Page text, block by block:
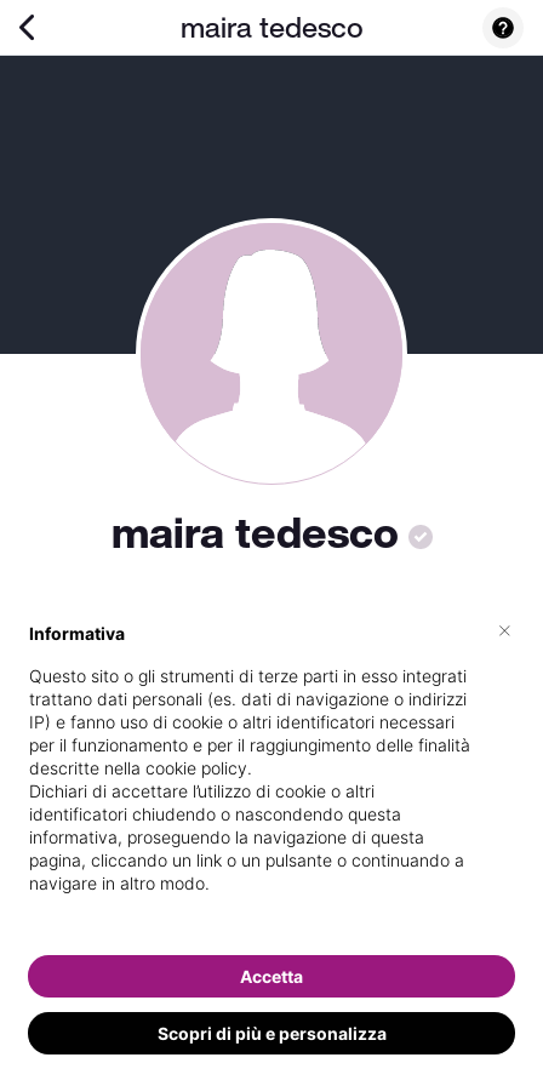
maira tedesco
maira tedesco
Specializzata inMassaggi del
benessere
Vedi le informazioni di maira
Informativa
Questo sito o gli strumenti di terze parti in esso integrati
trattano dati personali (es. dati di navigazione o indirizzi
IP) e fanno uso di cookie o altri identificatori necessari
per il funzionamento e per il raggiungimento delle finalità
descritte nella cookie policy.
Dichiari di accettare l’utilizzo di cookie o altri
identificatori chiudendo o nascondendo questa
informativa, proseguendo la navigazione di questa
pagina, cliccando un link o un pulsante o continuando a
navigare in altro modo.
Scopri di più e personalizza
Accetta
×